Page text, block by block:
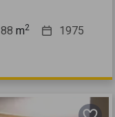
88 m2 1975